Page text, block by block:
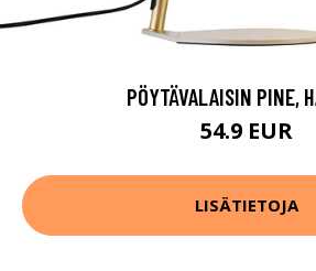
PÖYTÄVALAISIN PINE,
54.9 EUR
LISÄTIETOJA